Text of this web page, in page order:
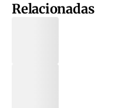
Relacionadas